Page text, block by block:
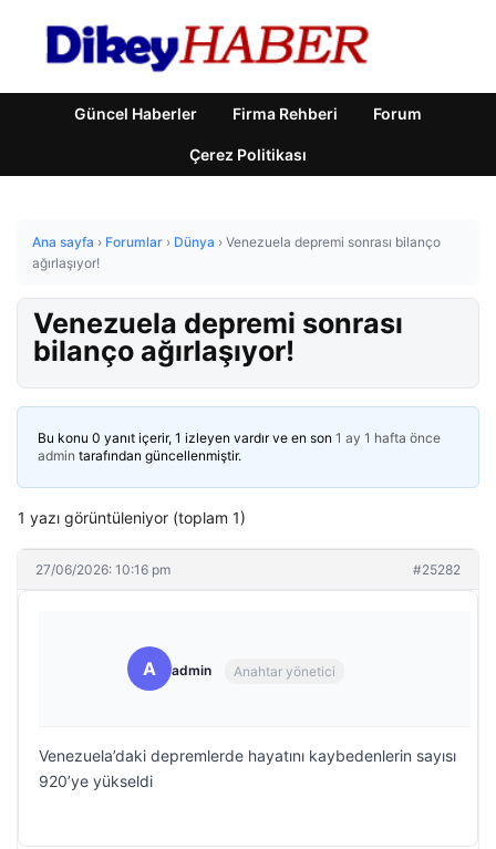
Güncel Haberler Firma Rehberi Forum
Çerez Politikası
Ana sayfa › Forumlar › Dünya › Venezuela depremi sonrası bilanço
ağırlaşıyor!
Venezuela depremi sonrası
bilanço ağırlaşıyor!
Bu konu 0 yanıt içerir, 1 izleyen vardır ve en son 1 ay 1 hafta önce
admin tarafından güncellenmiştir.
1 yazı görüntüleniyor (toplam 1)
27/06/2026: 10:16 pm #25282
A admin Anahtar yönetici
Venezuela’daki depremlerde hayatını kaybedenlerin sayısı
920’ye yükseldi